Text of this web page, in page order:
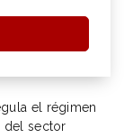
el régimen
del sector